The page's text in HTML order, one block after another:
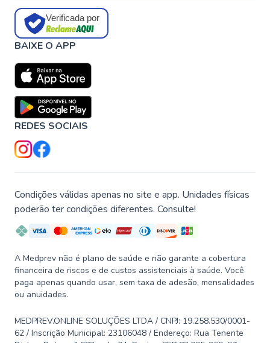
Verificada por
BAIXE O APP
REDES SOCIAIS
Condições válidas apenas no site e app. Unidades físicas
poderão ter condições diferentes. Consulte!
A Medprev não é plano de saúde e não garante a cobertura
financeira de riscos e de custos assistenciais à saúde. Você
paga apenas quando usar, sem taxa de adesão, mensalidades
ou anuidades.
MEDPREV.ONLINE SOLUÇÕES LTDA / CNPJ: 19.258.530/0001-
62 / Inscrição Municipal: 23106048 / Endereço: Rua Tenente